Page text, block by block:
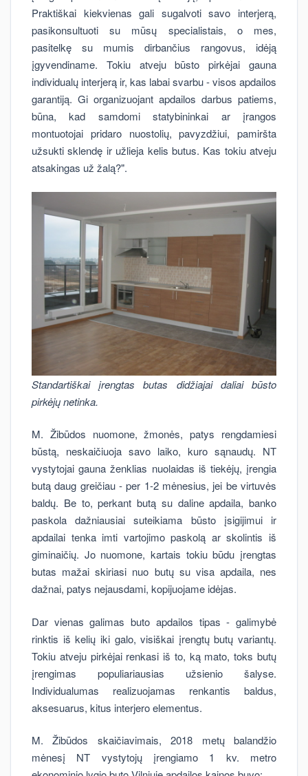
Praktiškai kiekvienas gali sugalvoti savo interjerą,
pasikonsultuoti su mūsų specialistais, o mes,
pasitelkę su mumis dirbančius rangovus, idėją
įgyvendiname. Tokiu atveju būsto pirkėjai gauna
individualų interjerą ir, kas labai svarbu - visos apdailos
garantiją. Gi organizuojant apdailos darbus patiems,
būna, kad samdomi statybininkai ar įrangos
montuotojai pridaro nuostolių, pavyzdžiui, pamiršta
užsukti sklendę ir užlieja kelis butus. Kas tokiu atveju
atsakingas už žalą?".
Standartiškai įrengtas butas didžiajai daliai būsto
pirkėjų netinka.
M. Žibūdos nuomone, žmonės, patys rengdamiesi
būstą, neskaičiuoja savo laiko, kuro sąnaudų. NT
vystytojai gauna ženklias nuolaidas iš tiekėjų, įrengia
butą daug greičiau - per 1-2 mėnesius, jei be virtuvės
baldų. Be to, perkant butą su daline apdaila, banko
paskola dažniausiai suteikiama būsto įsigijimui ir
apdailai tenka imti vartojimo paskolą ar skolintis iš
giminaičių. Jo nuomone, kartais tokiu būdu įrengtas
butas mažai skiriasi nuo butų su visa apdaila, nes
dažnai, patys nejausdami, kopijuojame idėjas.
Dar vienas galimas buto apdailos tipas - galimybė
rinktis iš kelių iki galo, visiškai įrengtų butų variantų.
Tokiu atveju pirkėjai renkasi iš to, ką mato, toks butų
įrengimas populiariausias užsienio šalyse.
Individualumas realizuojamas renkantis baldus,
aksesuarus, kitus interjero elementus.
M. Žibūdos skaičiavimais, 2018 metų balandžio
mėnesį NT vystytojų įrengiamo 1 kv. metro